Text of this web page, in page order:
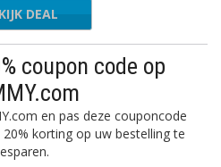
DEAL
coupon code op
en pas deze couponcode
korting op uw bestelling te